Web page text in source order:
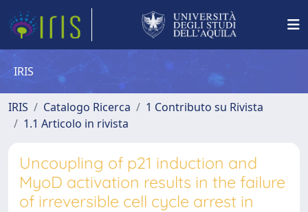
IRIS
IRIS Catalogo Ricerca
1 Contributo su Rivista
1.1 Articolo in rivista
Uncoupling of p21 induction and
MyoD activation results in the failure
of irreversible cell cycle arrest in